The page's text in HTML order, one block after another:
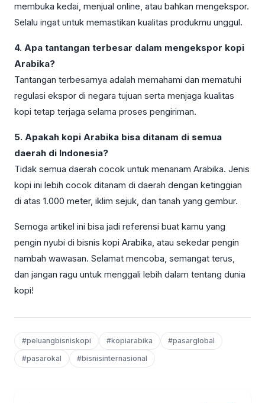
membuka kedai, menjual online, atau bahkan mengekspor.
Selalu ingat untuk memastikan kualitas produkmu unggul.
4. Apa tantangan terbesar dalam mengekspor kopi
Arabika?
Tantangan terbesarnya adalah memahami dan mematuhi
regulasi ekspor di negara tujuan serta menjaga kualitas
kopi tetap terjaga selama proses pengiriman.
5. Apakah kopi Arabika bisa ditanam di semua
daerah di Indonesia?
Tidak semua daerah cocok untuk menanam Arabika. Jenis
kopi ini lebih cocok ditanam di daerah dengan ketinggian
di atas 1.000 meter, iklim sejuk, dan tanah yang gembur.
Semoga artikel ini bisa jadi referensi buat kamu yang
pengin nyubi di bisnis kopi Arabika, atau sekedar pengin
nambah wawasan. Selamat mencoba, semangat terus,
dan jangan ragu untuk menggali lebih dalam tentang dunia
kopi!
#peluangbisniskopi #kopiarabika
#pasarglobal
#pasarokal
#bisnisinternasional